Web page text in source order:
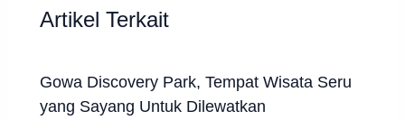
Artikel Terkait
Gowa Discovery Park, Tempat Wisata Seru
yang Sayang Untuk Dilewatkan